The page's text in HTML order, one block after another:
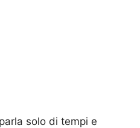
solo di tempi e